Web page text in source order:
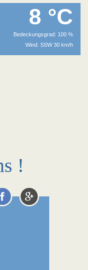
8 °C
Bedeckungsgrad: 100 %
Wind: SSW 30 km/h
!